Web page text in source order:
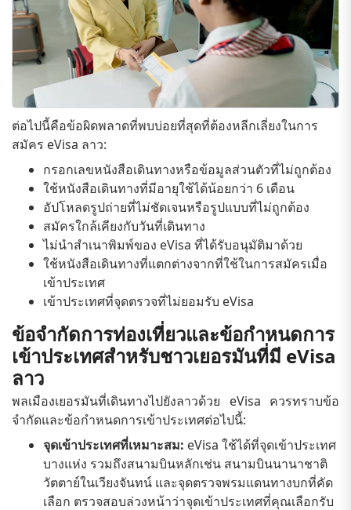
ต่อไปนี้คือข้อผิดพลาดที่พบบ่อยที่สุดที่ต้องหลีกเลี่ยงในการ
สมัคร eVisa ลาว:
กรอกเลขหนังสือเดินทางหรือข้อมูลส่วนตัวที่ไม่ถูกต้อง
ใช้หนังสือเดินทางที่มีอายุใช้ได้น้อยกว่า 6 เดือน
อัปโหลดรูปถ่ายที่ไม่ชัดเจนหรือรูปแบบที่ไม่ถูกต้อง
สมัครใกล้เคียงกับวันที่เดินทาง
ไม่นำสำเนาพิมพ์ของ eVisa ที่ได้รับอนุมัติมาด้วย
ใช้หนังสือเดินทางที่แตกต่างจากที่ใช้ในการสมัครเมื่อ
เข้าประเทศ
เข้าประเทศที่จุดตรวจที่ไม่ยอมรับ eVisa
ข้อจำกัดการท่องเที่ยวและข้อกำหนดการ
เข้าประเทศสำหรับชาวเยอรมันที่มี eVisa
ลาว
พลเมืองเยอรมันที่เดินทางไปยังลาวด้วย eVisa ควรทราบข้อ
จำกัดและข้อกำหนดการเข้าประเทศต่อไปนี้:
จุดเข้าประเทศที่เหมาะสม: eVisa ใช้ได้ที่จุดเข้าประเทศ
บางแห่ง รวมถึงสนามบินหลักเช่น สนามบินนานาชาติ
วัตตาย์ในเวียงจันทน์ และจุดตรวจพรมแดนทางบกที่คัด
เลือก ตรวจสอบล่วงหน้าว่าจุดเข้าประเทศที่คุณเลือกรับ